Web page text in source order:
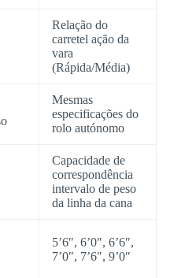
Relação do
carretel ação da
vara
(Rápida/Média)
Mesmas
especificações do
rolo autónomo
Capacidade de
correspondência
intervalo de peso
da linha da cana
5’6″, 6’0″, 6’6″,
7’0″, 7’6″, 9’0″